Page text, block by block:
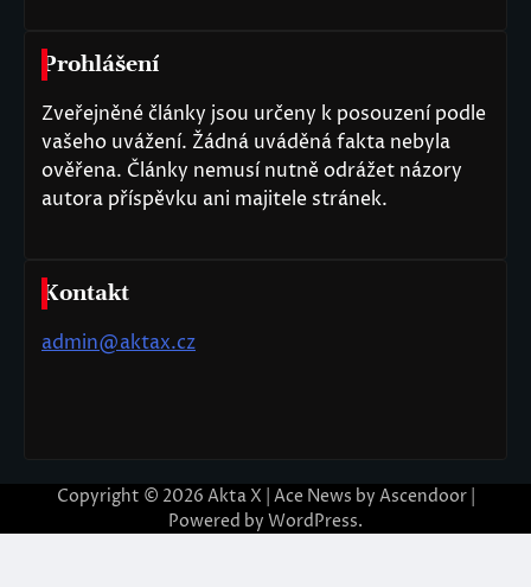
Prohlášení
Zveřejněné články jsou určeny k posouzení podle
vašeho uvážení. Žádná uváděná fakta nebyla
ověřena. Články nemusí nutně odrážet názory
autora příspěvku ani majitele stránek.
Kontakt
admin@aktax.cz
Copyright © 2026 Akta X | Ace News by Ascendoor|
Powered by WordPress.